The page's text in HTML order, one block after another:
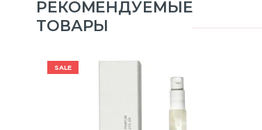
РЕКОМЕНДУЕМЫЕ
ТОВАРЫ
SALE